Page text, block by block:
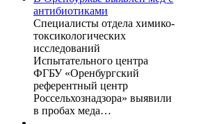
антибиотиками
Специалисты отдела химико-
токсикологических
исследований
Испытательного центра
ФГБУ «Оренбургский
референтный центр
Россельхознадзора» выявили
в пробах меда…